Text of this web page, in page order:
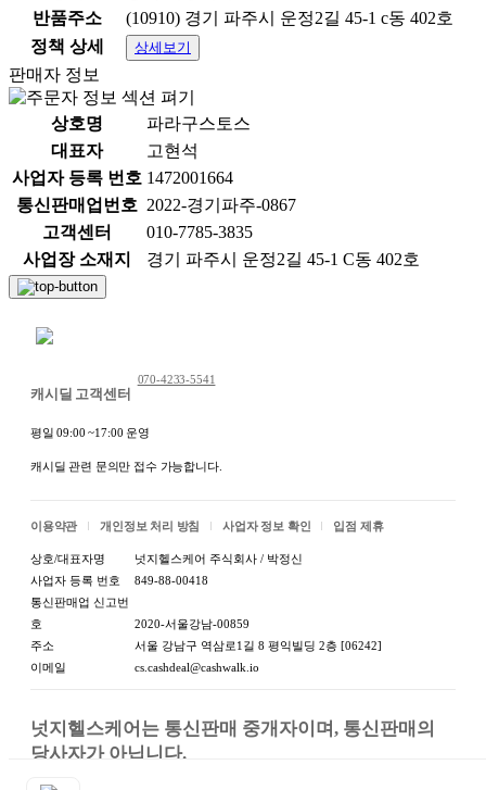
-누들쌀국수(MF 250g)
반품주소
(10910) 경기 파주시 운정2길 45-1 c동 402호
정책 상세
상세보기
판매자 정보
상호명
파라구스토스
대표자
고현석
사업자 등록 번호 1472001664
통신판매업번호 2022-경기파주-0867
고객센터
010-7785-3835
사업장 소재지
경기 파주시 운정2길 45-1 C동 402호
캐시딜 고객센터
070-4233-5541
평일 09:00 ~17:00 운영
캐시딜 관련 문의만 접수 가능합니다.
이용약관 개인정보 처리 방침 사업자 정보 확인 입점 제휴
상호/대표자명
넛지헬스케어 주식회사 / 박정신
사업자 등록 번호
849-88-00418
통신판매업 신고번
호
2020-서울강남-00859
주소
서울 강남구 역삼로1길 8 평익빌딩 2층 [06242]
이메일
cs.cashdeal@cashwalk.io
넛지헬스케어는 통신판매 중개자이며, 통신판매의
당사자가 아닙니다.